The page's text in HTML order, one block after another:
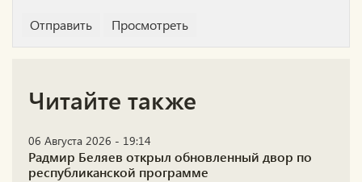
Читайте также
06 Августа 2026 - 19:14
Радмир Беляев открыл обновленный двор по
республиканской программе